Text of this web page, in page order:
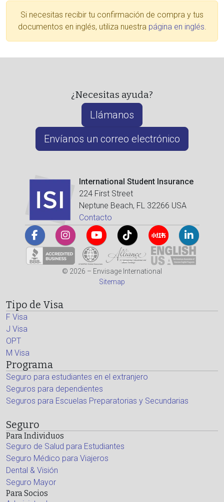
Si necesitas recibir tu confirmación de compra y tus
documentos en inglés, utiliza nuestra página en inglés.
¿Necesitas ayuda?
Llámanos
Envíanos un correo electrónico
International Student Insurance
224 First Street
Neptune Beach, FL 32266 USA
Contacto
© 2026 – Envisage International
Sitemap
Tipo de Visa
F Visa
J Visa
OPT
M Visa
Programa
Seguro para estudiantes en el extranjero
Seguros para dependientes
Seguros para Escuelas Preparatorias y Secundarias
Seguro
Para Individuos
Seguro de Salud para Estudiantes
Seguro Médico para Viajeros
Dental & Visión
Seguro Mayor
Para Socios